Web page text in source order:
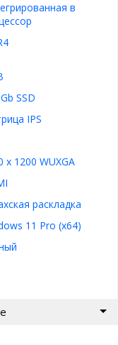
в
SSD
IPS
x 1200 WUXGA
раскладка
11 Pro (x64)